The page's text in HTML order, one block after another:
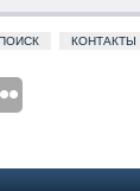
КОНТАКТЫ